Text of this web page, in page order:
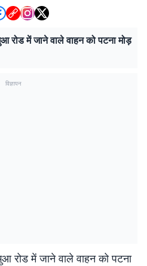
रोड में जाने वाले वाहन को पटना मोड़
विज्ञापन
रोड में जाने वाले वाहन को पटना